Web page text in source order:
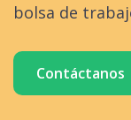
bolsa de
Contáctanos